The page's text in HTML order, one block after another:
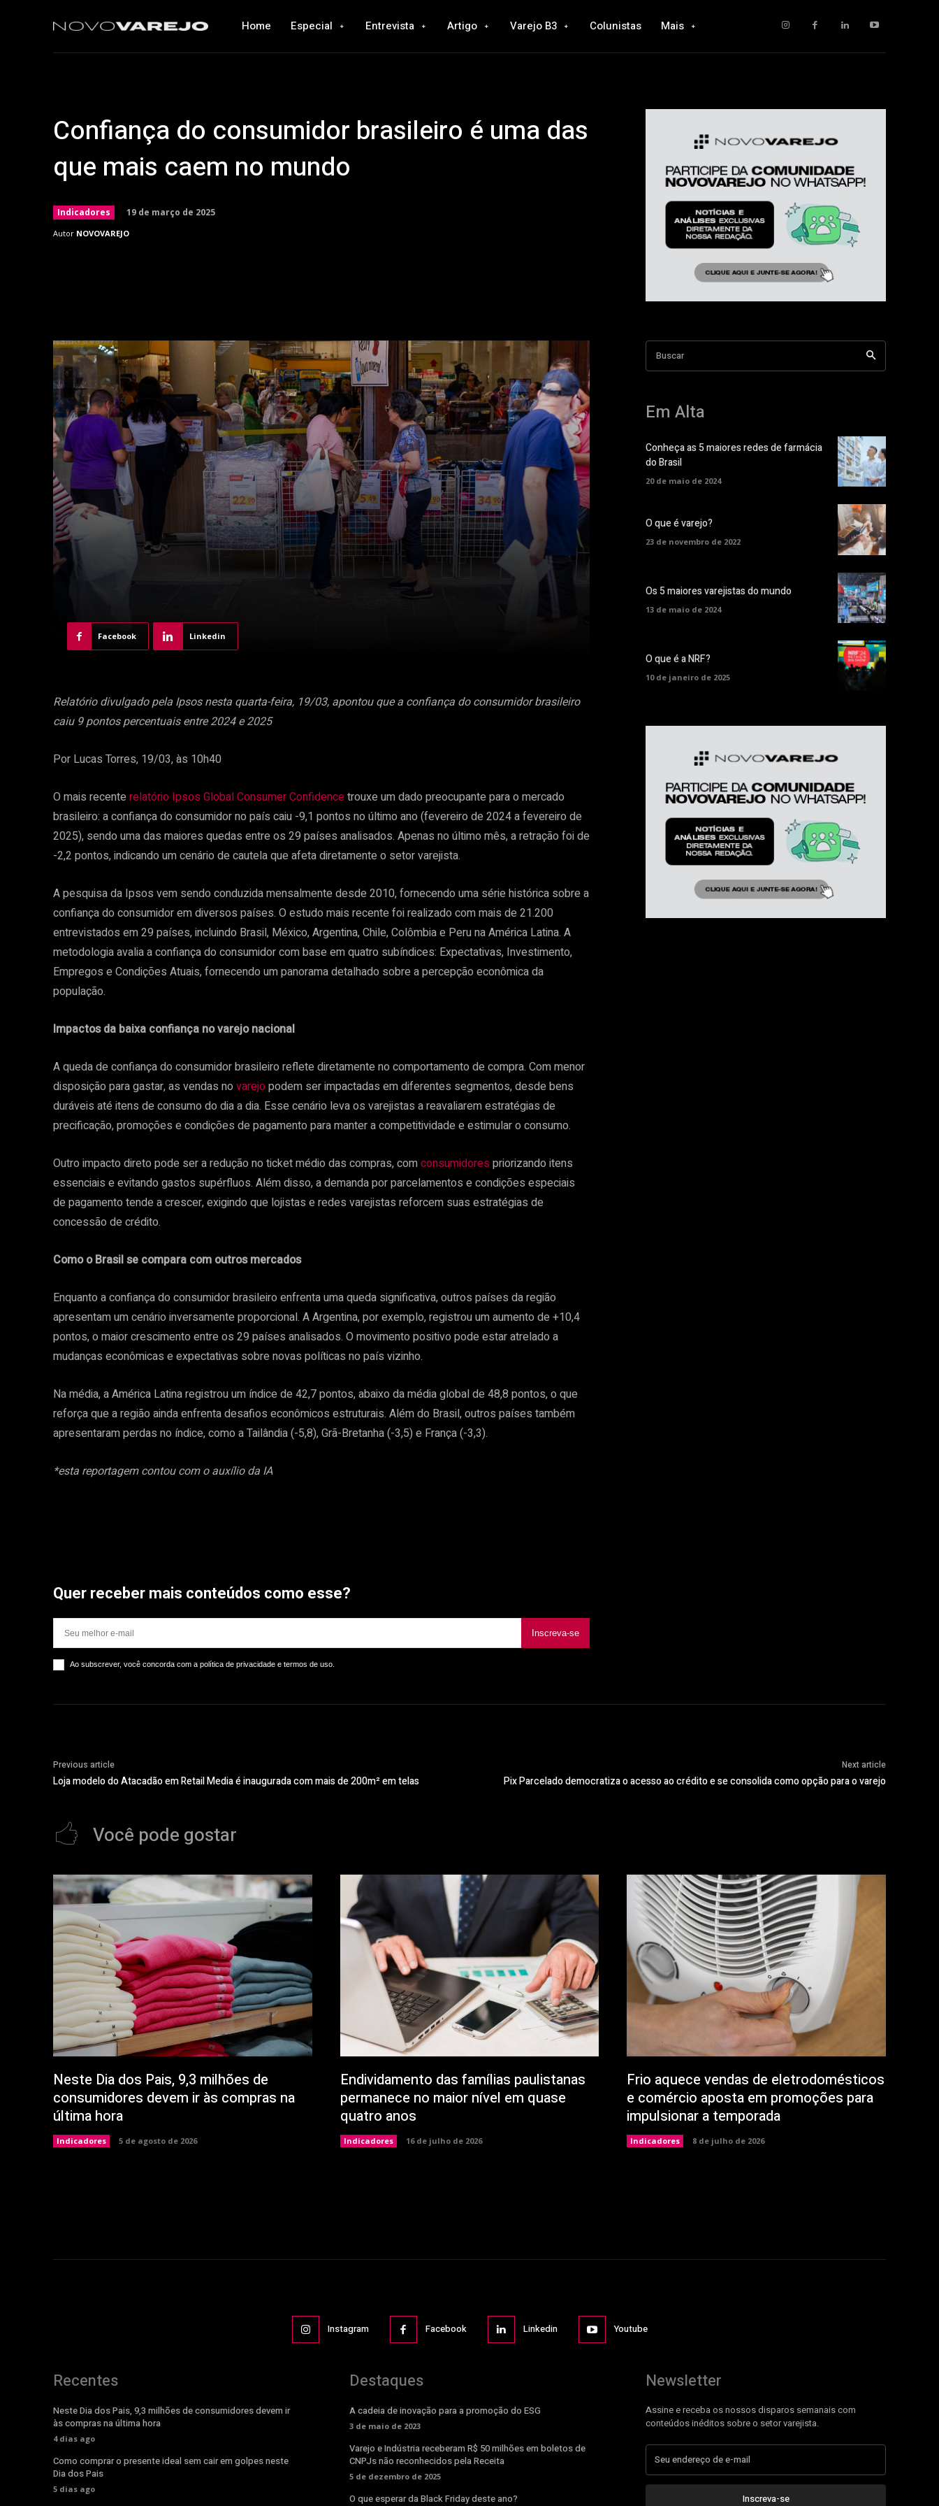
Home Especial Entrevista Artigo Varejo B3 Colunistas Mais
Confiança do consumidor brasileiro é uma das
que mais caem no mundo
Indicadores 19 de março de 2025
Autor NOVOVAREJO
Facebook Linkedin
Relatório divulgado pela Ipsos nesta quarta-feira, 19/03, apontou que a confiança do consumidor brasileiro
caiu 9 pontos percentuais entre 2024 e 2025
Por Lucas Torres, 19/03, às 10h40
O mais recente relatório Ipsos Global Consumer Confidencetrouxe um dado preocupante para o mercado
brasileiro: a confiança do consumidor no país caiu -9,1 pontos no último ano (fevereiro de 2024 a fevereiro de
2025), sendo uma das maiores quedas entre os 29 países analisados. Apenas no último mês, a retração foi de
-2,2 pontos, indicando um cenário de cautela que afeta diretamente o setor varejista.
A pesquisa da Ipsos vem sendo conduzida mensalmente desde 2010, fornecendo uma série histórica sobre a
confiança do consumidor em diversos países. O estudo mais recente foi realizado com mais de 21.200
entrevistados em 29 países, incluindo Brasil, México, Argentina, Chile, Colômbia e Peru na América Latina. A
metodologia avalia a confiança do consumidor com base em quatro subíndices: Expectativas, Investimento,
Empregos e Condições Atuais, fornecendo um panorama detalhado sobre a percepção econômica da
população.
Impactos da baixa confiança no varejo nacional
A queda de confiança do consumidor brasileiro reflete diretamente no comportamento de compra. Com menor
disposição para gastar, as vendas no varejopodem ser impactadas em diferentes segmentos, desde bens
duráveis até itens de consumo do dia a dia. Esse cenário leva os varejistas a reavaliarem estratégias de
precificação, promoções e condições de pagamento para manter a competitividade e estimular o consumo.
Outro impacto direto pode ser a redução no ticket médio das compras, comconsumidores priorizando itens
essenciais e evitando gastos supérfluos. Além disso, a demanda por parcelamentos e condições especiais
de pagamento tende a crescer, exigindo que lojistas e redes varejistas reforcem suas estratégias de
concessão de crédito.
Como o Brasil se compara com outros mercados
Enquanto a confiança do consumidor brasileiro enfrenta uma queda significativa, outros países da região
apresentam um cenário inversamente proporcional. A Argentina, por exemplo, registrou um aumento de +10,4
pontos, o maior crescimento entre os 29 países analisados. O movimento positivo pode estar atrelado a
mudanças econômicas e expectativas sobre novas políticas no país vizinho.
Na média, a América Latina registrou um índice de 42,7 pontos, abaixo da média global de 48,8 pontos, o que
reforça que a região ainda enfrenta desafios econômicos estruturais. Além do Brasil, outros países também
apresentaram perdas no índice, como a Tailândia (-5,8), Grã-Bretanha (-3,5) e França (-3,3).
*esta reportagem contou com o auxílio da IA
Buscar
Em Alta
Conheça as 5 maiores redes de farmácia
do Brasil
20 de maio de 2024
O que é varejo?
23 de novembro de 2022
Os 5 maiores varejistas do mundo
13 de maio de 2024
O que é a NRF?
10 de janeiro de 2025
Quer receber mais conteúdos como esse?
Inscreva-se
Ao subscrever, você concorda com a política de privacidade e termos de uso.
Previous article
Loja modelo do Atacadão em Retail Media é inaugurada com mais de 200m² em telas
Next article
Pix Parcelado democratiza o acesso ao crédito e se consolida como opção para o varejo
Você pode gostar
Neste Dia dos Pais, 9,3 milhões de
consumidores devem ir às compras na
última hora
Indicadores 5 de agosto de 2026
Endividamento das famílias paulistanas
permanece no maior nível em quase
quatro anos
Indicadores 16 de julho de 2026
Frio aquece vendas de eletrodomésticos
e comércio aposta em promoções para
impulsionar a temporada
Indicadores 8 de julho de 2026
Instagram Facebook Linkedin Youtube
Recentes
Neste Dia dos Pais, 9,3 milhões de consumidores devem ir
às compras na última hora
4 dias ago
Como comprar o presente ideal sem cair em golpes neste
Dia dos Pais
5 dias ago
Destaques
A cadeia de inovação para a promoção do ESG
3 de maio de 2023
Varejo e Indústria receberam R$ 50 milhões em boletos de
CNPJs não reconhecidos pela Receita
5 de dezembro de 2025
O que esperar da Black Friday deste ano?
Newsletter
Assine e receba os nossos disparos semanais com
conteúdos inéditos sobre o setor varejista.
Inscreva-se